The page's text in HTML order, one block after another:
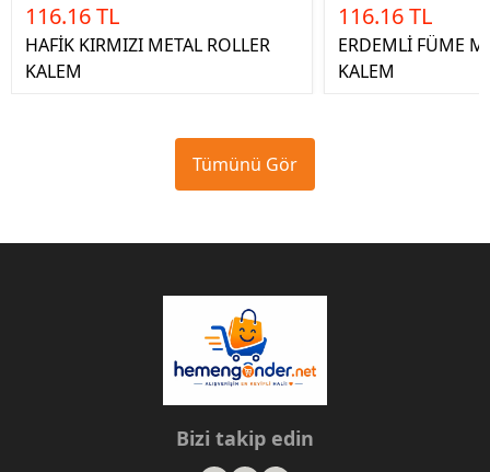
116.16 TL
HAFİK KIRMIZI METAL ROLLER
KALEM
116.16 TL
ERDEMLİ FÜME
KALEM
Tümünü Gör
Bizi takip edin